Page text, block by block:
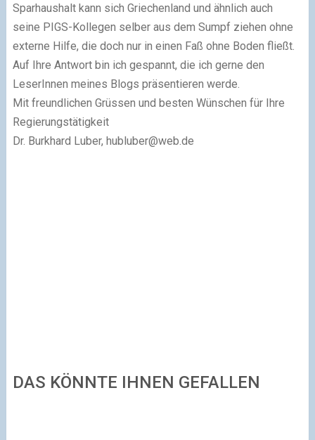
Sparhaushalt kann sich Griechenland und ähnlich auch
seine PIGS-Kollegen selber aus dem Sumpf ziehen ohne
externe Hilfe, die doch nur in einen Faß ohne Boden fließt.
Auf Ihre Antwort bin ich gespannt, die ich gerne den
LeserInnen meines Blogs präsentieren werde.
Mit freundlichen Grüssen und besten Wünschen für Ihre
Regierungstätigkeit
Dr. Burkhard Luber, hubluber@web.de
DAS KÖNNTE IHNEN GEFALLEN